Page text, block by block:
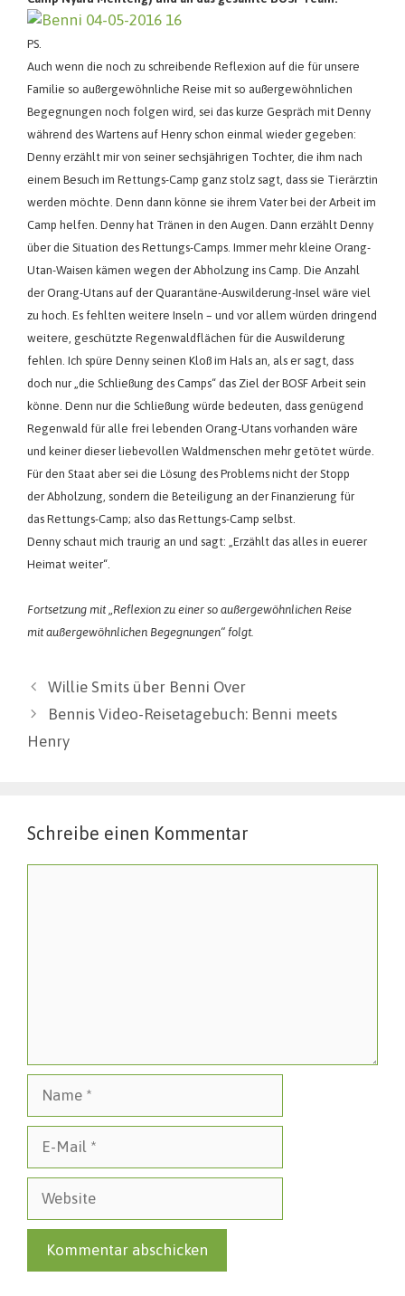
PS.
Auch wenn die noch zu schreibende Reflexion auf die für unsere
Familie so außergewöhnliche Reise mit so außergewöhnlichen
Begegnungen noch folgen wird, sei das kurze Gespräch mit Denny
während des Wartens auf Henry schon einmal wieder gegeben:
Denny erzählt mir von seiner sechsjährigen Tochter, die ihm nach
einem Besuch im Rettungs-Camp ganz stolz sagt, dass sie Tierärztin
werden möchte. Denn dann könne sie ihrem Vater bei der Arbeit im
Camp helfen. Denny hat Tränen in den Augen. Dann erzählt Denny
über die Situation des Rettungs-Camps. Immer mehr kleine Orang-
Utan-Waisen kämen wegen der Abholzung ins Camp. Die Anzahl
der Orang-Utans auf der Quarantäne-Auswilderung-Insel wäre viel
zu hoch. Es fehlten weitere Inseln – und vor allem würden dringend
weitere, geschützte Regenwaldflächen für die Auswilderung
fehlen. Ich spüre Denny seinen Kloß im Hals an, als er sagt, dass
doch nur „die Schließung des Camps“ das Ziel der BOSF Arbeit sein
könne. Denn nur die Schließung würde bedeuten, dass genügend
Regenwald für alle frei lebenden Orang-Utans vorhanden wäre
und keiner dieser liebevollen Waldmenschen mehr getötet würde.
Für den Staat aber sei die Lösung des Problems nicht der Stopp
der Abholzung, sondern die Beteiligung an der Finanzierung für
das Rettungs-Camp; also das Rettungs-Camp selbst.
Denny schaut mich traurig an und sagt: „Erzählt das alles in euerer
Heimat weiter“.
Fortsetzung mit „Reflexion zu einer so außergewöhnlichen Reise
mit außergewöhnlichen Begegnungen“ folgt.
Willie Smits über Benni Over
Bennis Video-Reisetagebuch: Benni meets
Henry
Schreibe einen Kommentar
Mail